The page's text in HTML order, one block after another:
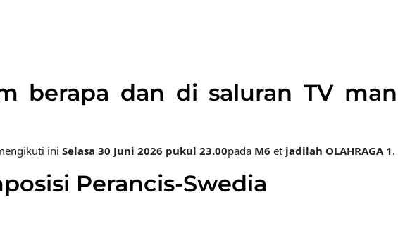
berapa dan di saluran TV
ini Selasa 30 Juni 2026 pukul 23.00pada M6 et jadilah OLAHRAGA 1.
Perancis-Swedia